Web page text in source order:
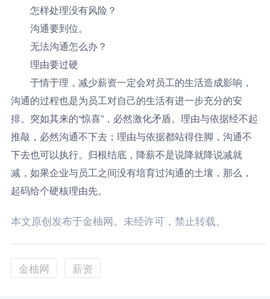
怎样处理没有风险？
沟通要到位。
无法沟通怎么办？
理由要过硬
于情于理，减少薪资一定会对员工的生活造成影响，
沟通的过程也是为员工对自己的生活有进一步充分的安
排。 突如其来的“惊喜”，必然激化矛盾。理由与依据经不起
推敲，必然沟通不下去；理由与依据都站得住脚，沟通不
下去也可以执行。归根结底，降薪不是说降就降说减就
减，如果企业与员工之间没有培育过沟通的土壤，那么，
起码给个硬核理由先。
本文原创发布于金柚网。未经许可，禁止转载。
金柚网 薪资